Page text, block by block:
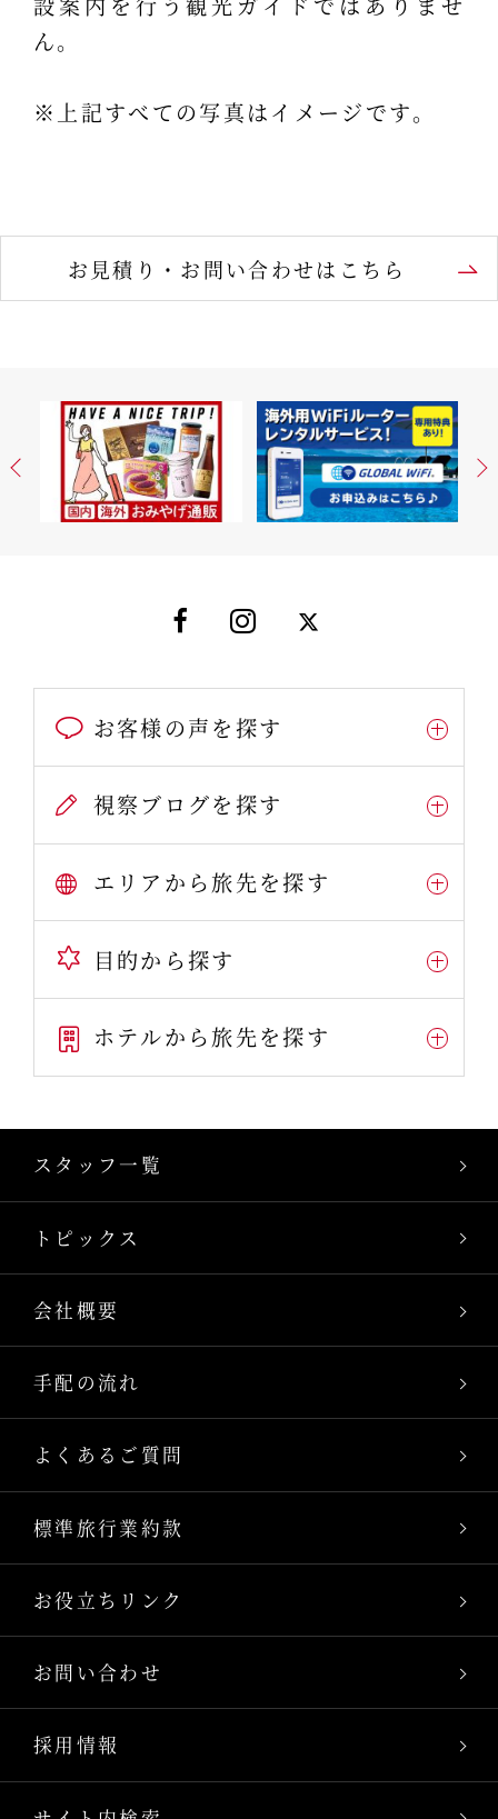
ん。
※上記すべての写真はイメージです。
お見積り・お問い合わせはこちら
お客様の声を探す
視察ブログを探す
エリアから旅先を探す
目的から探す
ホテルから旅先を探す
スタッフ一覧
トピックス
会社概要
手配の流れ
よくあるご質問
標準旅行業約款
お役立ちリンク
お問い合わせ
採用情報